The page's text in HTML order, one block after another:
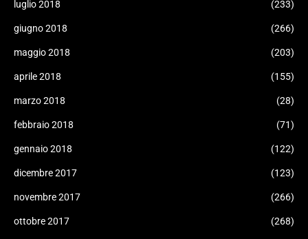
luglio 2018 (233)
giugno 2018 (266)
maggio 2018 (203)
aprile 2018 (155)
marzo 2018 (28)
febbraio 2018 (71)
gennaio 2018 (122)
dicembre 2017 (123)
novembre 2017 (266)
ottobre 2017 (268)